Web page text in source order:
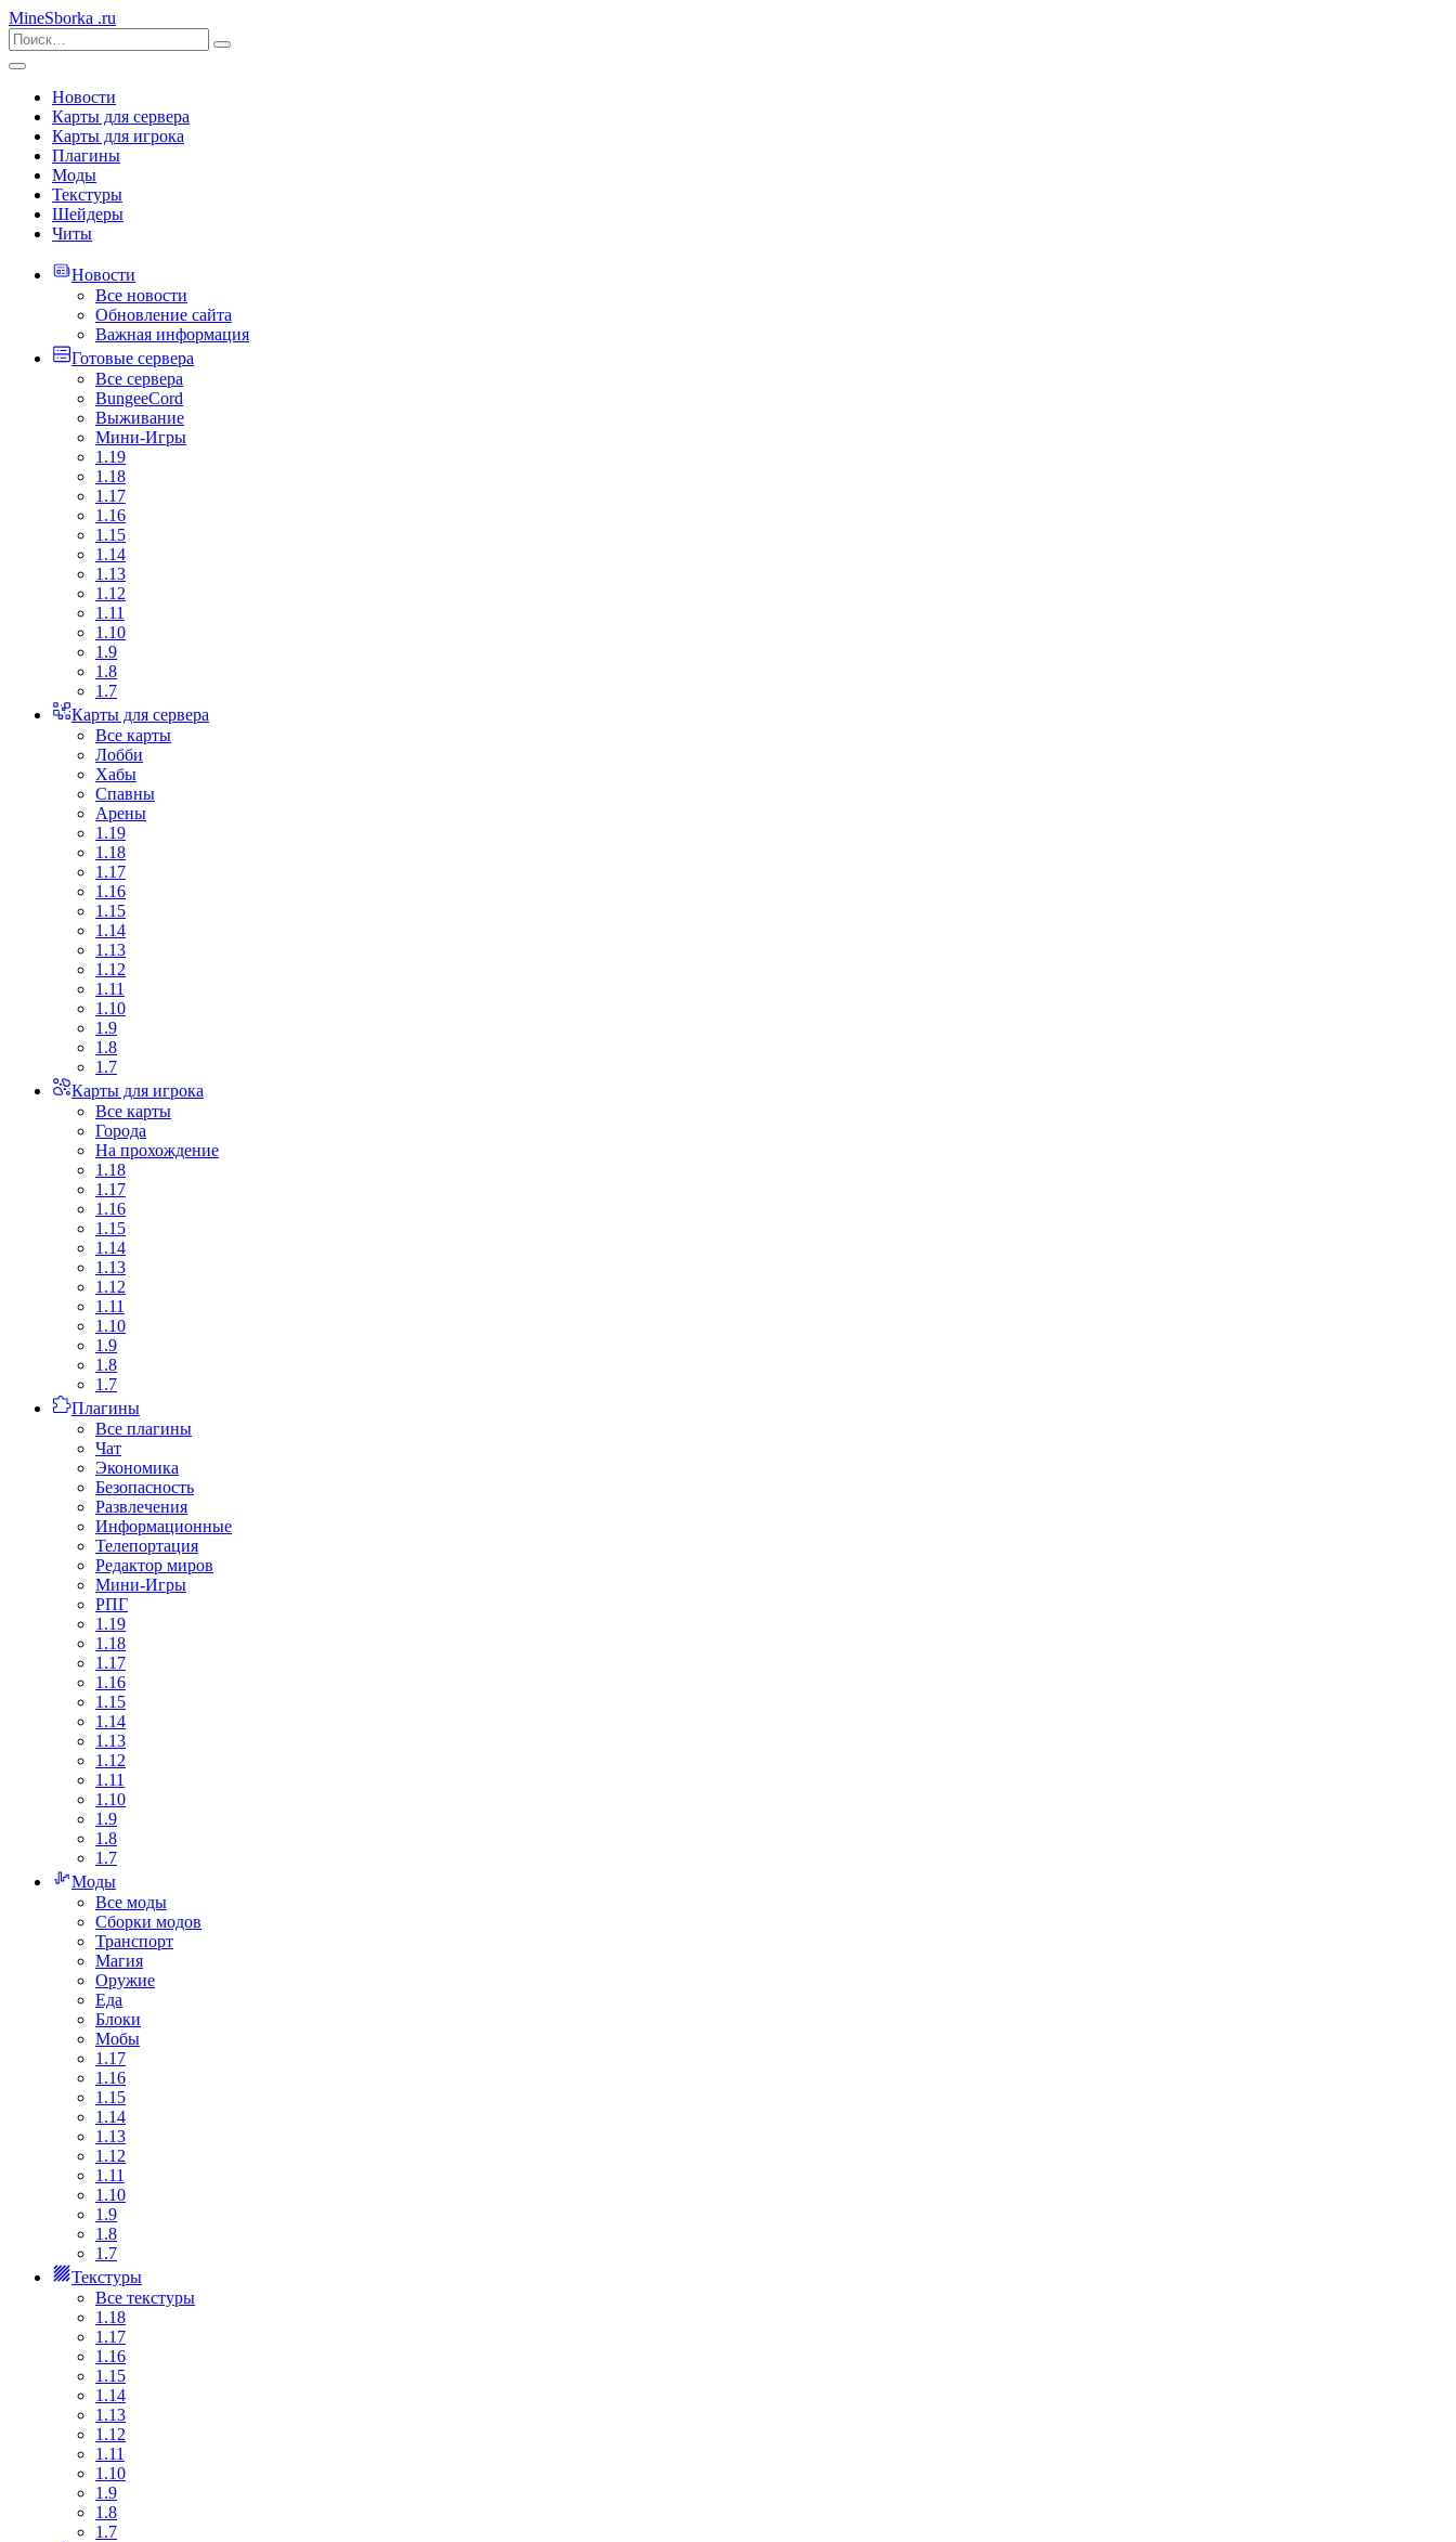
MineSborka .ru
Новости
Карты для сервера
Карты для игрока
Плагины
Моды
Текстуры
Шейдеры
Читы
Новости
Все новости
Обновление сайта
Важная информация
Готовые сервера
Все сервера
BungeeCord
Выживание
Мини-Игры
1.19
1.18
1.17
1.16
1.15
1.14
1.13
1.12
1.11
1.10
1.9
1.8
1.7
Карты для сервера
Все карты
Лобби
Хабы
Спавны
Арены
1.19
1.18
1.17
1.16
1.15
1.14
1.13
1.12
1.11
1.10
1.9
1.8
1.7
Карты для игрока
Все карты
Города
На прохождение
1.18
1.17
1.16
1.15
1.14
1.13
1.12
1.11
1.10
1.9
1.8
1.7
Плагины
Все плагины
Чат
Экономика
Безопасность
Развлечения
Информационные
Телепортация
Редактор миров
Мини-Игры
РПГ
1.19
1.18
1.17
1.16
1.15
1.14
1.13
1.12
1.11
1.10
1.9
1.8
1.7
Моды
Все моды
Сборки модов
Транспорт
Магия
Оружие
Еда
Блоки
Мобы
1.17
1.16
1.15
1.14
1.13
1.12
1.11
1.10
1.9
1.8
1.7
Текстуры
Все текстуры
1.18
1.17
1.16
1.15
1.14
1.13
1.12
1.11
1.10
1.9
1.8
1.7